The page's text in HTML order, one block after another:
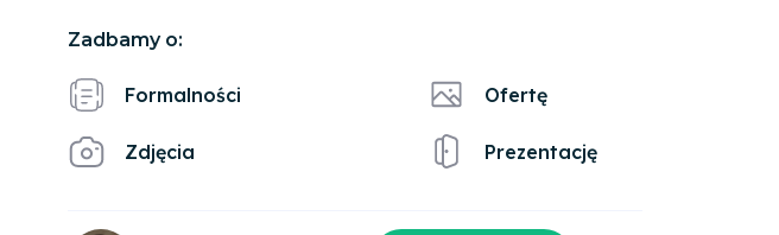
Zadbamy o:
Formalności
Zdjęcia
Ofertę
Prezentację